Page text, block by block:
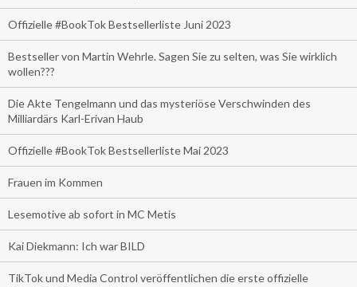
Offizielle #BookTok Bestsellerliste Juni 2023
Bestseller von Martin Wehrle. Sagen Sie zu selten, was Sie wirklich
wollen???
Die Akte Tengelmann und das mysteriöse Verschwinden des
Milliardärs Karl-Erivan Haub
Offizielle #BookTok Bestsellerliste Mai 2023
Frauen im Kommen
Lesemotive ab sofort in MC Metis
Kai Diekmann: Ich war BILD
TikTok und Media Control veröffentlichen die erste offizielle